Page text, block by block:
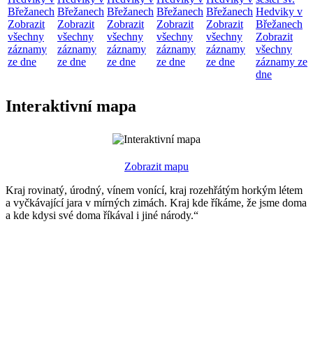
Břežanech
Zobrazit
všechny
záznamy
ze dne
Břežanech
Zobrazit
všechny
záznamy
ze dne
Břežanech
Zobrazit
všechny
záznamy
ze dne
Břežanech
Zobrazit
všechny
záznamy
ze dne
Břežanech
Zobrazit
všechny
záznamy
ze dne
Hedviky v
Břežanech
Zobrazit
všechny
záznamy ze
dne
Interaktivní mapa
Zobrazit mapu
Kraj rovinatý, úrodný, vínem vonící, kraj rozehřátým horkým létem
a vyčkávající jara v mírných zimách. Kraj kde říkáme, že jsme doma
a kde kdysi své doma říkával i jiné národy.“